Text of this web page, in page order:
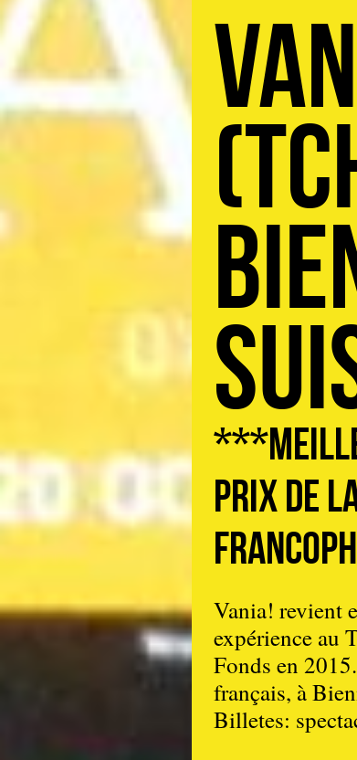
Prix de
Vania! revient
expérience au
Fonds en
français, à
Billetes: